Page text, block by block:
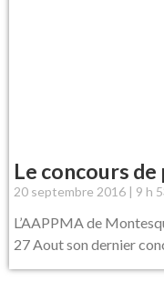
Le concours
20 septembre 2016 9 h
L’AAPPMA de
27 Aout son dernier